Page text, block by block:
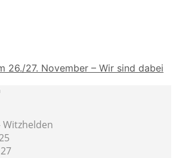
26./27. November – Wir sind dabei
Witzhelden